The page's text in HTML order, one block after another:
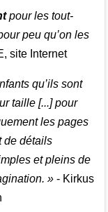
pour les tout-
peu qu’on les
site Internet
qu’ils sont
taille [...] pour
les pages
de détails
et pleins de
» - Kirkus